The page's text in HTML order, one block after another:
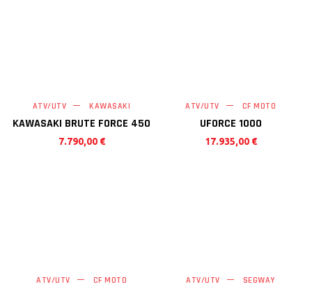
KAWASAKI BRUTE FORCE 450
ATV/UTV KAWASAKI
7.790,00 €
UFORCE 1000
ATV/UTV CF MOTO
17.935,00 €
ATV/UTV CF MOTO ATV/UTV SEGWAY